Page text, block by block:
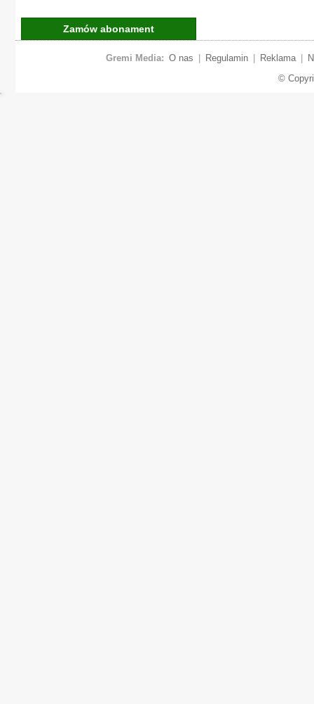
Zamów abonament
Gremi Media: O nas Regulamin Reklama
©